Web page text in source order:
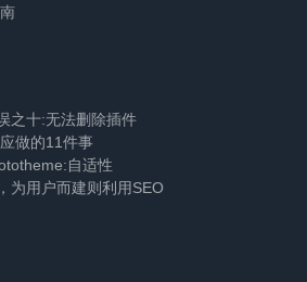
之十:无法删除插件
做的11件事
自适性
为用户而建则利用SEO